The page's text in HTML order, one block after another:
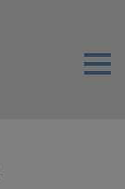
Menu